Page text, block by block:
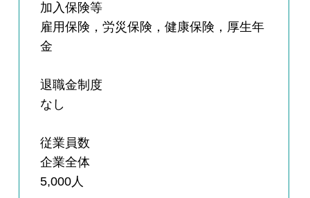
加入保険等
雇用保険，労災保険，健康保険，厚生年
金
退職金制度
なし
従業員数
企業全体
5,000人